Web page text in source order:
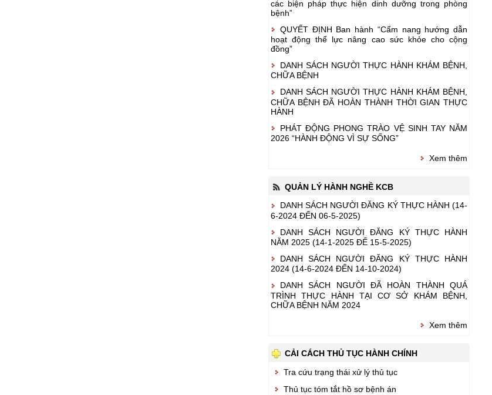
các biện pháp thực hiện dinh dưỡng trong phòng
bệnh”
QUYẾT ĐỊNH Ban hành “Cẩm nang hướng dẫn
hoạt động thể lực nâng cao sức khỏe cho cộng
đồng”
DANH SÁCH NGƯỜI THỰC HÀNH KHÁM BỆNH,
CHỮA BỆNH
DANH SÁCH NGƯỜI THỰC HÀNH KHÁM BỆNH,
CHỮA BỆNH ĐÃ HOÀN THÀNH THỜI GIAN THỰC
HÀNH
PHÁT ĐỘNG PHONG TRÀO VỆ SINH TAY NĂM
2026 “HÀNH ĐỘNG VÌ SỰ SỐNG”
Xem thêm
QUẢN LÝ HÀNH NGHỀ KCB
DANH SÁCH NGƯỜI ĐĂNG KÝ THỰC HÀNH (14-
6-2024 ĐẾN 06-5-2025)
DANH SÁCH NGƯỜI ĐĂNG KÝ THỰC HÀNH
NĂM 2025 (14-1-2025 ĐẾ 15-5-2025)
DANH SÁCH NGƯỜI ĐĂNG KÝ THỰC HÀNH
2024 (14-6-2024 ĐẾN 14-10-2024)
DANH SÁCH NGƯỜI ĐÃ HOÀN THÀNH QUÁ
TRÌNH THỰC HÀNH TẠI CƠ SỞ KHÁM BỆNH,
CHỮA BỆNH NĂM 2024
Xem thêm
CẢI CÁCH THỦ TỤC HÀNH CHÍNH
Tra cứu trạng thái xử lý thủ tục
Thủ tục tóm tắt hồ sơ bệnh án